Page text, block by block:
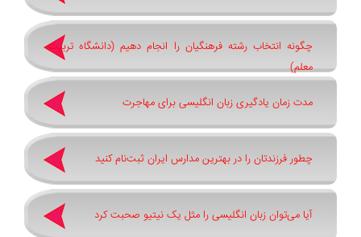
چگونه انتخاب رشته فرهنگیان را انجام دهیم (دانشگاه تربیت
معلم)
مدت زمان یادگیری زبان انگلیسی برای مهاجرت
چطور فرزندتان را در بهترین مدارس ایران ثبت‌نام کنید
آیا می‌توان زبان انگلیسی را مثل یک نیتیو صحبت کرد